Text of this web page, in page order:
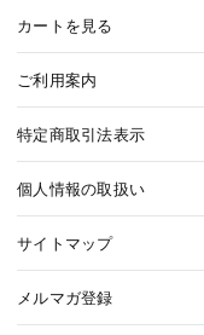
カートを見る
ご利用案内
特定商取引法表示
個人情報の取扱い
サイトマップ
メルマガ登録